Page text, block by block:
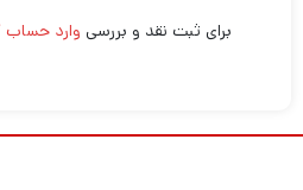
برای ثبت نقد و بررسی وارد حساب